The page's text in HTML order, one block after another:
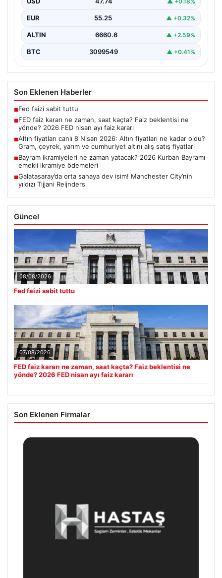
EUR 55.25 ▲ +0.32%
ALTIN 6660.6 ▲ +2.59%
BTC 3099549 ▲ +0.41%
Son Eklenen Haberler
■Fed faizi sabit tuttu
■FED faiz kararı ne zaman, saat kaçta? Faiz beklentisi ne
yönde? 2026 FED nisan ayı faiz kararı
■Altın fiyatları canlı 8 Nisan 2026: Altın fiyatları ne kadar oldu?
Gram, çeyrek, yarım ve cumhuriyet altını alış satış fiyatları
■Bayram ikramiyeleri ne zaman yatacak? 2026 Kurban Bayramı
emekli ikramiye ödemeleri
■Galatasaray’da orta sahaya dev isim! Manchester City’nin
yıldızı Tijjani Reijnders
Güncel
08/08/2026
Fed faizi sabit tuttu
07/08/2026
FED faiz kararı ne zaman, saat kaçta? Faiz beklentisi ne
yönde? 2026 FED nisan ayı faiz kararı
Son Eklenen Firmalar